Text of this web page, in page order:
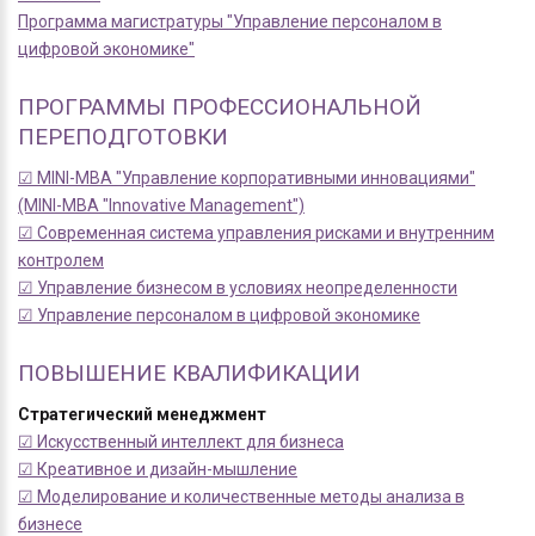
Программа магистратуры "Управление персоналом в
цифровой экономике"
ПРОГРАММЫ ПРОФЕССИОНАЛЬНОЙ
ПЕРЕПОДГОТОВКИ
☑ MINI-MBA "Управление корпоративными инновациями"
(MINI-MBA "Innovative Management")
☑ Современная система управления рисками и внутренним
контролем
☑ Управление бизнесом в условиях неопределенности
☑ Управление персоналом в цифровой экономике
ПОВЫШЕНИЕ КВАЛИФИКАЦИИ
Стратегический менеджмент
☑ Искусственный интеллект для бизнеса
☑ Креативное и дизайн-мышление
☑ Моделирование и количественные методы анализа в
бизнесе